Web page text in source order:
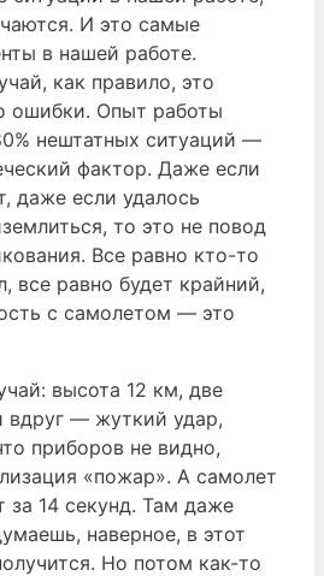
И это самые
в нашей работе.
как правило, это
ошибки. Опыт работы
нештатных ситуаций —
фактор. Даже если
даже если удалось
то это не повод
Все равно кто-то
все равно будет крайний,
с самолетом — это
высота 12 км, две
вдруг — жуткий удар,
приборов не видно,
«пожар». А самолет
за 14 секунд. Там даже
наверное, в этот
Но потом как-то